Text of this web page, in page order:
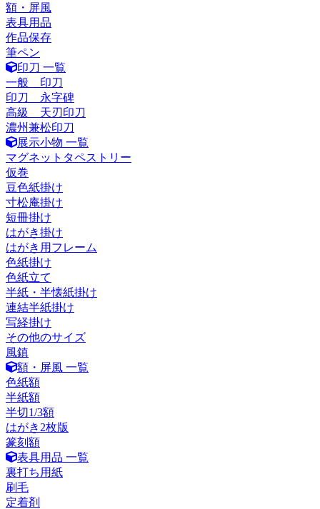
額・屏風
表具用品
作品保存
筆ペン
印刀 一覧
一般 印刀
印刀 永字碑
高級 天刃印刀
濃州兼松印刀
展示小物 一覧
マグネットタペストリー
仮巻
豆色紙掛け
寸松庵掛け
短冊掛け
はがき掛け
はがき用フレーム
色紙掛け
色紙立て
半紙・半懐紙掛け
連結半紙掛け
写経掛け
その他のサイズ
風鎮
額・屏風 一覧
色紙額
半紙額
半切1/3額
はがき2枚版
篆刻額
表具用品 一覧
裏打ち用紙
刷毛
定着剤